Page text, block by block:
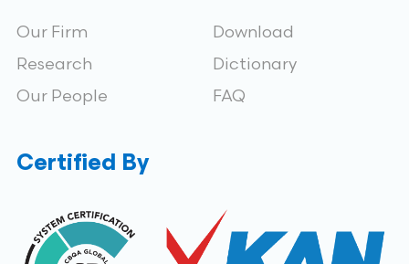
Our Firm
Research
Our People
Download
Dictionary
FAQ
Certified By